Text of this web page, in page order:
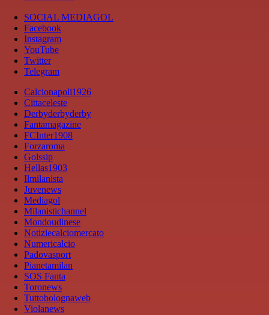
SOCIAL MEDIAGOL
Facebook
Instagram
YouTube
Twitter
Telegram
Calcionapoli1926
Cittaceleste
Derbyderbyderby
Fantamagazine
FCInter1908
Forzaroma
Golssip
Hellas1903
Ilmilanista
Juvenews
Mediagol
Milanistichannel
Mondoudinese
Notiziecalciomercato
Numericalcio
Padovasport
Pianetamilan
SOS Fanta
Toronews
Tuttobolognaweb
Violanews